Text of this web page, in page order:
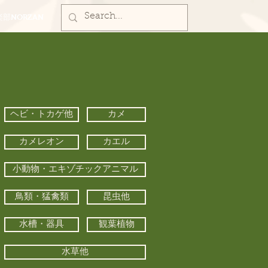
ヘビ・トカゲ他 カメ
カメレオン カエル
小動物・エキゾチックアニマル
鳥類・猛禽類 昆虫他
水槽・器具 観葉植物
水草他